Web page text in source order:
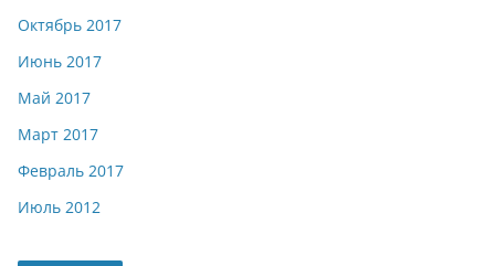
Октябрь 2017
Июнь 2017
Май 2017
Март 2017
Февраль 2017
Июль 2012